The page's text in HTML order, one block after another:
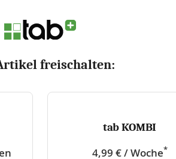
freischalten:
tab KOMBI
4,99 € / Woche*